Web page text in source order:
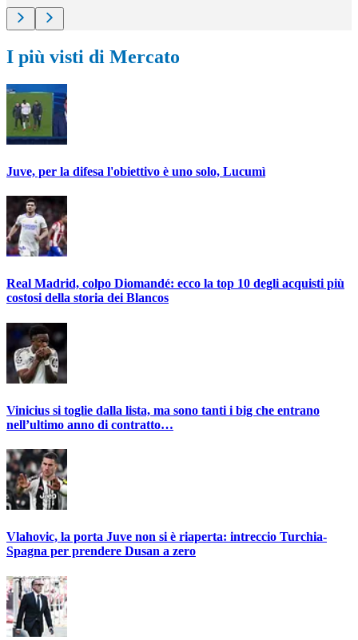
I più visti di Mercato
Juve, per la difesa l'obiettivo è uno solo, Lucumì
Real Madrid, colpo Diomandé: ecco la top 10 degli acquisti più
costosi della storia dei Blancos
Vinicius si toglie dalla lista, ma sono tanti i big che entrano
nell’ultimo anno di contratto…
Vlahovic, la porta Juve non si è riaperta: intreccio Turchia-
Spagna per prendere Dusan a zero